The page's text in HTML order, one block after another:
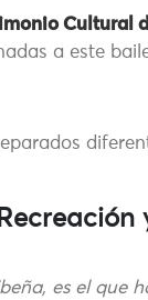
Cultural
a este
es el que